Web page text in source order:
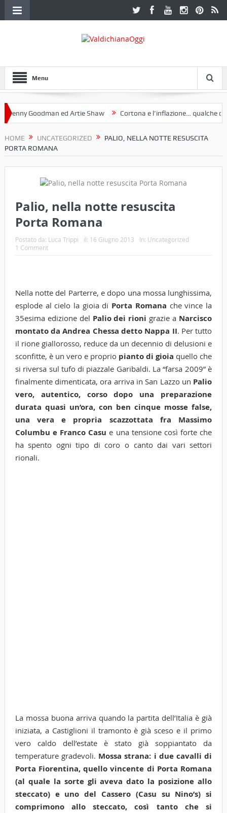
Menu
Goodman ed Artie Shaw Cortona e l’inflazione… qualche
HOME UNCATEGORIZED
PALIO, NELLA NOTTE RESUSCITA
PORTA ROMANA
Palio, nella notte resuscita
Porta Romana
Postato da: Luca Trippi il: 16 Giugno 2013 In: Uncategorized
1 Comment
Nella notte del Parterre, e dopo una mossa lunghissima,
esplode al cielo la gioia di Porta Romana che vince la
35esima edizione del Palio dei rioni grazie a Narcisco
montato da Andrea Chessa detto Nappa II. Per tutto
il rione giallorosso, reduce da un decennio di delusioni e
sconfitte, è un vero e proprio pianto di gioia quello che
si riversa sul tufo di piazzale Garibaldi. La “farsa 2009” è
finalmente dimenticata, ora arriva in San Lazzo un Palio
vero, autentico, corso dopo una preparazione
durata quasi un’ora, con ben cinque mosse false,
una vera e propria scazzottata fra Massimo
Columbu e Franco Casu e una tensione così forte che
ha spento ogni tipo di coro o canto dai vari settori
rionali.
La mossa buona arriva quando la partita dell’Italia è già
iniziata, a Castiglioni il tramonto è già sceso e il primo
vero caldo dell’estate è stato già soppiantato da
temperature gradevoli. Mossa strana: i due cavalli di
Porta Fiorentina, quello vincente di Porta Romana
(al quale la sorte gli aveva dato la posizione allo
steccato) e uno del Cassero (Casu su Nino’s) si
comprimono allo steccato, così tanto che si